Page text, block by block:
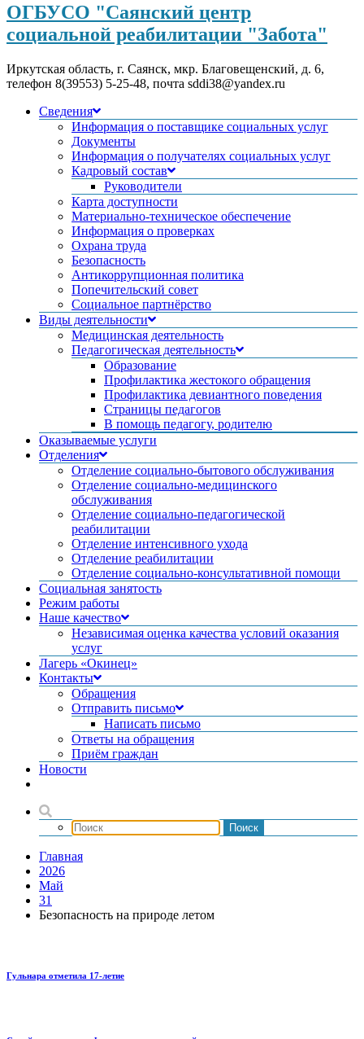
ОГБУСО "Саянский центр
социальной реабилитации "Забота"
Иркутская область, г. Саянск, мкр. Благовещенский, д. 6,
телефон 8(39553) 5-25-48, почта sddi38@yandex.ru
Сведения
Информация о поставщике социальных услуг
Документы
Информация о получателях социальных услуг
Кадровый состав
Руководители
Карта доступности
Материально-техническое обеспечение
Информация о проверках
Охрана труда
Безопасность
Антикоррупционная политика
Попечительский совет
Социальное партнёрство
Виды деятельности
Медицинская деятельность
Педагогическая деятельность
Образование
Профилактика жестокого обращения
Профилактика девиантного поведения
Страницы педагогов
В помощь педагогу, родителю
Оказываемые услуги
Отделения
Отделение социально-бытового обслуживания
Отделение социально-медицинского
обслуживания
Отделение социально-педагогической
реабилитации
Отделение интенсивного ухода
Отделение реабилитации
Отделение социально-консультативной помощи
Социальная занятость
Режим работы
Наше качество
Независимая оценка качества условий оказания
услуг
Лагерь «Окинец»
Контакты
Обращения
Отправить письмо
Написать письмо
Ответы на обращения
Приём граждан
Новости
Главная
2026
Май
31
Безопасность на природе летом
Гульнара отметила 17‑летие